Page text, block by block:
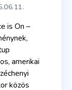
is On –
amerikai
közös